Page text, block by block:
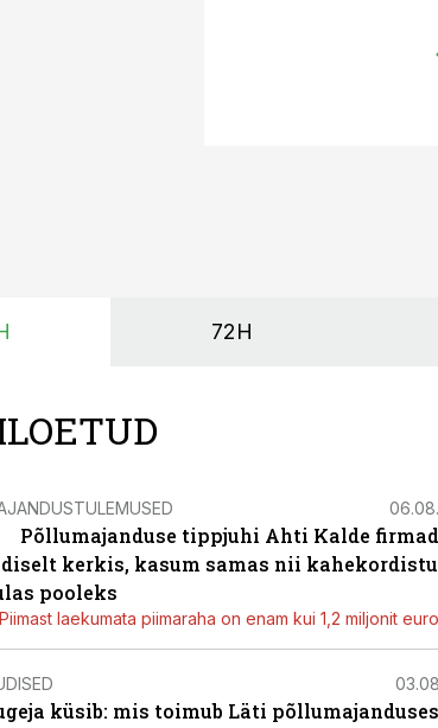
72H
Põllumajanduse tippjuhi Ahti Kalde
kerkis, kasum samas nii
pooleks
laekumata piimaraha on enam kui 1,2 miljonit
küsib: mis toimub Läti